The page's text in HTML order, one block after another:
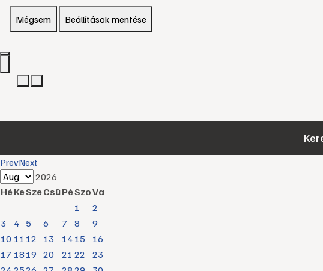
Mégsem Beállítások mentése
PrevNext
2026
HéKeSzeCsüPéSzoVa
1
2
3
4 5 6 7 8
9
10 11 12 13 14 15
16
17 18 19 20 21 22
23